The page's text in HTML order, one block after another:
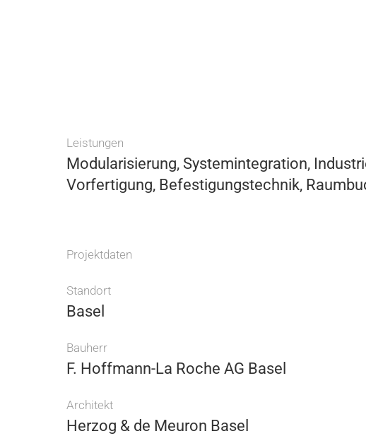
Leistungen
Modularisierung, Systemintegration,
Vorfertigung, Befestigungstechnik,
Projektdaten
Standort
Basel
Bauherr
F. Hoffmann-La Roche AG Basel
Architekt
Herzog & de Meuron Basel